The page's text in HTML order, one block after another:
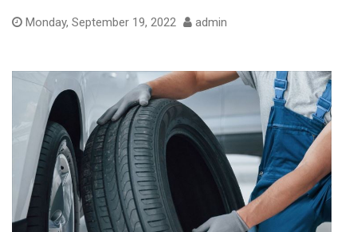
Monday, September 19, 2022 admin